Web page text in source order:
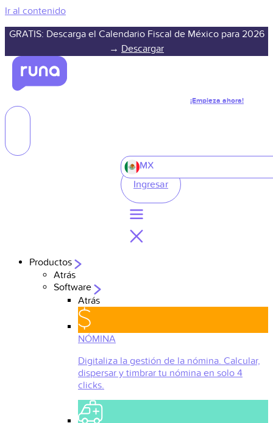
Ir al contenido
GRATIS: Descarga el Calendario Fiscal de México para 2026
→ Descargar
¡Empieza ahora!
MX
Ingresar
Productos
Atrás
Software
Atrás
NÓMINA
Digitaliza la gestión de la nómina. Calcular,
dispersar y timbrar tu nómina en solo 4
clicks.